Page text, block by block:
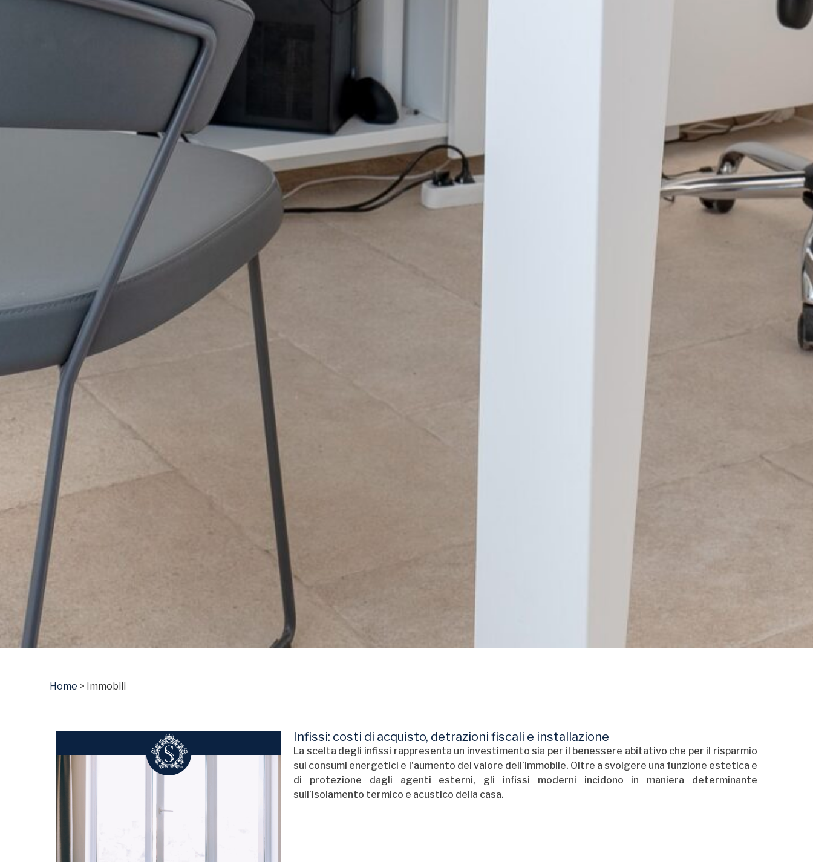
Home > Immobili
Infissi: costi di acquisto, detrazioni fiscali e installazione
La scelta degli infissi rappresenta un investimento sia per il benessere abitativo che per il risparmio
sui consumi energetici e l’aumento del valore dell’immobile. Oltre a svolgere una funzione estetica e
di protezione dagli agenti esterni, gli infissi moderni incidono in maniera determinante
sull’isolamento termico e acustico della casa.